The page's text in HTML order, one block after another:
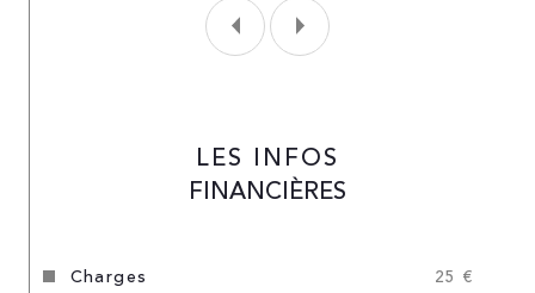
LES INFOS
FINANCIÈRES
charges 25 €